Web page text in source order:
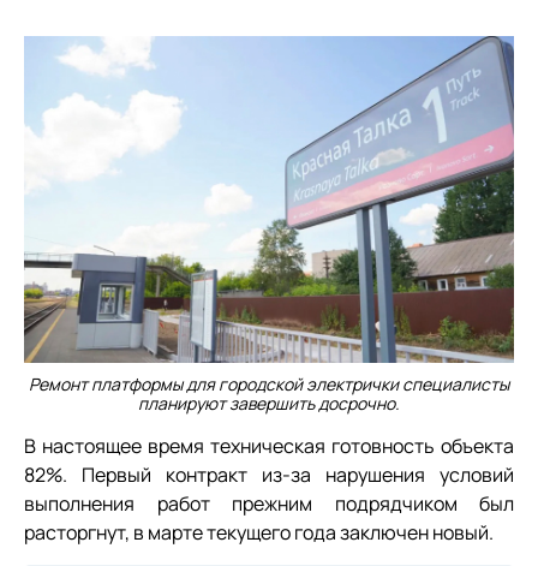
Ремонт платформы для городской электрички специалисты
планируют завершить досрочно.
В настоящее время техническая готовность объекта
82%. Первый контракт из-за нарушения условий
выполнения работ прежним подрядчиком был
расторгнут, в марте текущего года заключен новый.